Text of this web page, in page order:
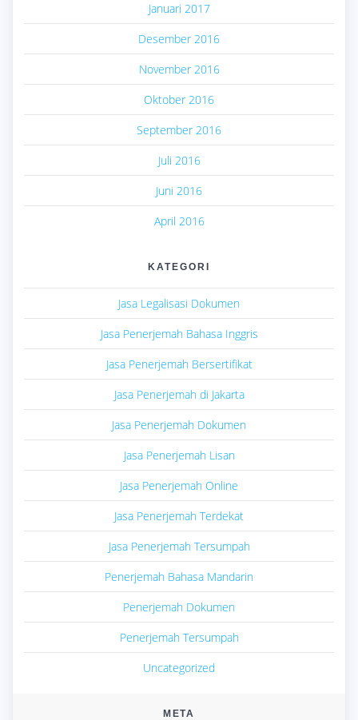
Januari 2017
Desember 2016
November 2016
Oktober 2016
September 2016
Juli 2016
Juni 2016
April 2016
KATEGORI
Jasa Legalisasi Dokumen
Jasa Penerjemah Bahasa Inggris
Jasa Penerjemah Bersertifikat
Jasa Penerjemah di Jakarta
Jasa Penerjemah Dokumen
Jasa Penerjemah Lisan
Jasa Penerjemah Online
Jasa Penerjemah Terdekat
Jasa Penerjemah Tersumpah
Penerjemah Bahasa Mandarin
Penerjemah Dokumen
Penerjemah Tersumpah
Uncategorized
META